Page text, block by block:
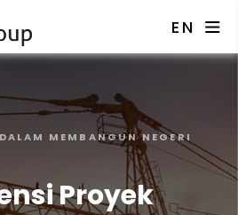
EN
Proyek
MEMBANGUN NEGERI